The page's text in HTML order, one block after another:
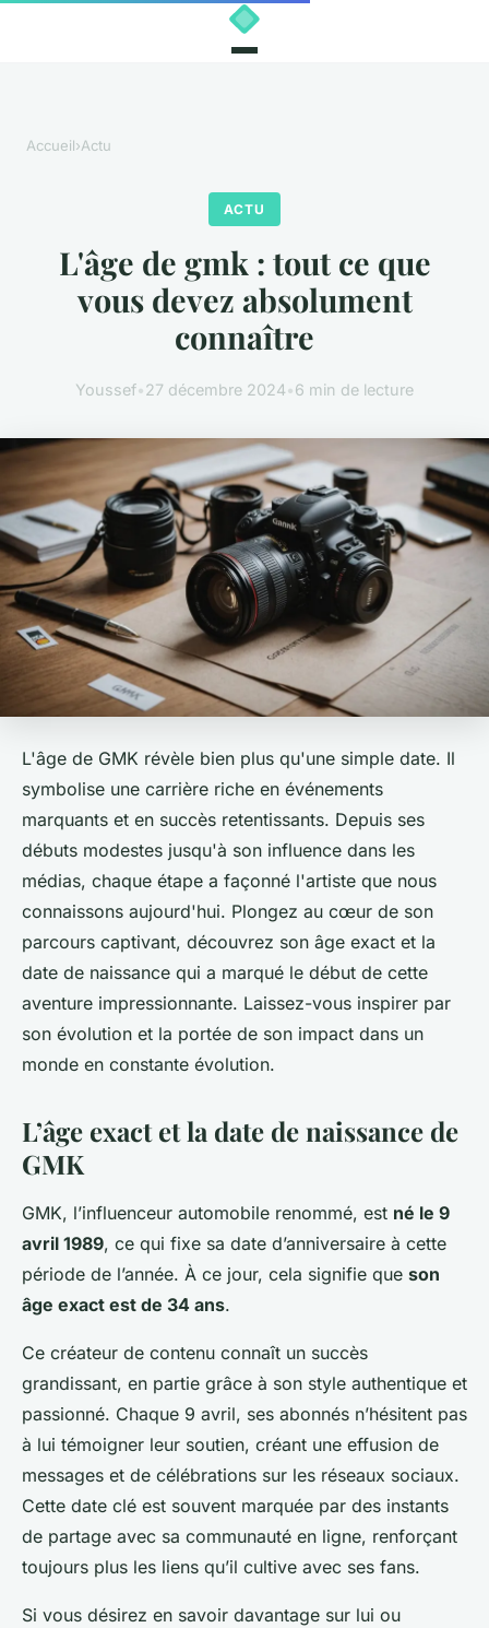
Accueil›Actu
ACTU
L'âge de gmk : tout ce que
vous devez absolument
connaître
Youssef•27 décembre 2024•6 min de lecture
L'âge de GMK révèle bien plus qu'une simple date. Il
symbolise une carrière riche en événements
marquants et en succès retentissants. Depuis ses
débuts modestes jusqu'à son influence dans les
médias, chaque étape a façonné l'artiste que nous
connaissons aujourd'hui. Plongez au cœur de son
parcours captivant, découvrez son âge exact et la
date de naissance qui a marqué le début de cette
aventure impressionnante. Laissez-vous inspirer par
son évolution et la portée de son impact dans un
monde en constante évolution.
L’âge exact et la date de naissance de
GMK
GMK, l’influenceur automobile renommé, est né le 9
avril 1989, ce qui fixe sa date d’anniversaire à cette
période de l’année. À ce jour, cela signifie que son
âge exact est de 34 ans.
Ce créateur de contenu connaît un succès
grandissant, en partie grâce à son style authentique et
passionné. Chaque 9 avril, ses abonnés n’hésitent pas
à lui témoigner leur soutien, créant une effusion de
messages et de célébrations sur les réseaux sociaux.
Cette date clé est souvent marquée par des instants
de partage avec sa communauté en ligne, renforçant
toujours plus les liens qu’il cultive avec ses fans.
Si vous désirez en savoir davantage sur lui ou